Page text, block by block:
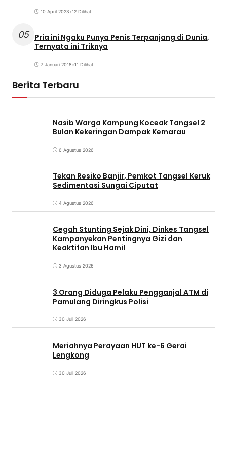
10 April 2023•12 Dilihat
05 Pria ini Ngaku Punya Penis Terpanjang di Dunia,
Ternyata ini Triknya
7 Januari 2018•11 Dilihat
Berita Terbaru
Nasib Warga Kampung Koceak Tangsel 2
Bulan Kekeringan Dampak Kemarau
6 Agustus 2026
Tekan Resiko Banjir, Pemkot Tangsel Keruk
Sedimentasi Sungai Ciputat
4 Agustus 2026
Cegah Stunting Sejak Dini, Dinkes Tangsel
Kampanyekan Pentingnya Gizi dan
Keaktifan Ibu Hamil
3 Agustus 2026
3 Orang Diduga Pelaku Pengganjal ATM di
Pamulang Diringkus Polisi
30 Juli 2026
Meriahnya Perayaan HUT ke-6 Gerai
Lengkong
30 Juli 2026